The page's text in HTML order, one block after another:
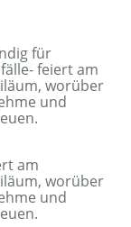
für
feiert am
worüber
und
am
worüber
und